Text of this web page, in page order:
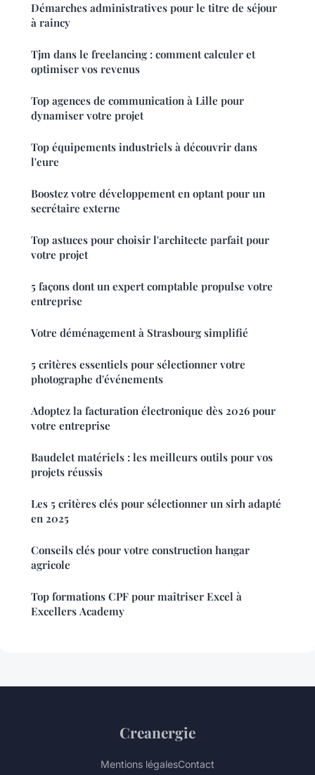
Démarches administratives pour le titre de séjour
à raincy
Tjm dans le freelancing : comment calculer et
optimiser vos revenus
Top agences de communication à Lille pour
dynamiser votre projet
Top équipements industriels à découvrir dans
l'eure
Boostez votre développement en optant pour un
secrétaire externe
Top astuces pour choisir l'architecte parfait pour
votre projet
5 façons dont un expert comptable propulse votre
entreprise
Votre déménagement à Strasbourg simplifié
5 critères essentiels pour sélectionner votre
photographe d'événements
Adoptez la facturation électronique dès 2026 pour
votre entreprise
Baudelet matériels : les meilleurs outils pour vos
projets réussis
Les 5 critères clés pour sélectionner un sirh adapté
en 2025
Conseils clés pour votre construction hangar
agricole
Top formations CPF pour maîtriser Excel à
Excellers Academy
Creanergie
Mentions légalesContact